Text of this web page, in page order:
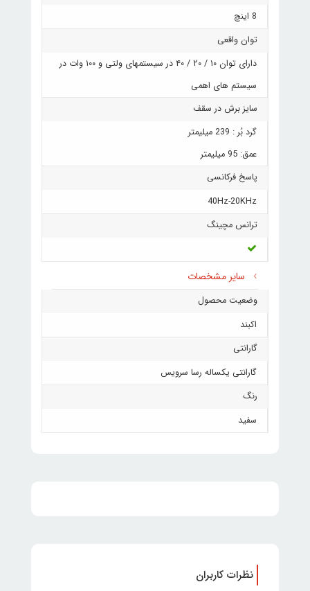
8 اینچ
توان واقعی
دارای توان ۱۰ / ۲۰ / ۴۰ در سیستمهای ولتی و ۱۰۰ وات در
سیستم های اهمی
سایز برش در سقف
گرد بُر : 239 میلیمتر
عمق: 95 میلیمتر
پاسخ فرکانسی
40Hz-20KHz
ترانس مچینگ
سایر مشخصات
وضعیت محصول
اکبند
گارانتی
گارانتی یکساله رسا سرویس
رنگ
سفید
نظرات کاربران